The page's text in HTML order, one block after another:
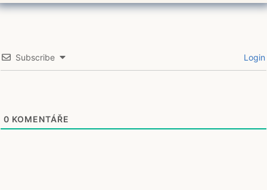
Subscribe Login
0 KOMENTÁŘE